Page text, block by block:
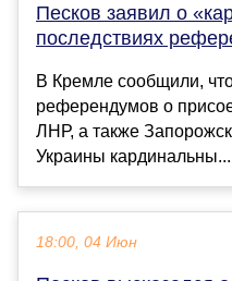
Песков заявил о
последствиях
В Кремле сообщили,
референдумов о
ЛНР, а также
Украины кардинальны...
18:00, 04 Июн